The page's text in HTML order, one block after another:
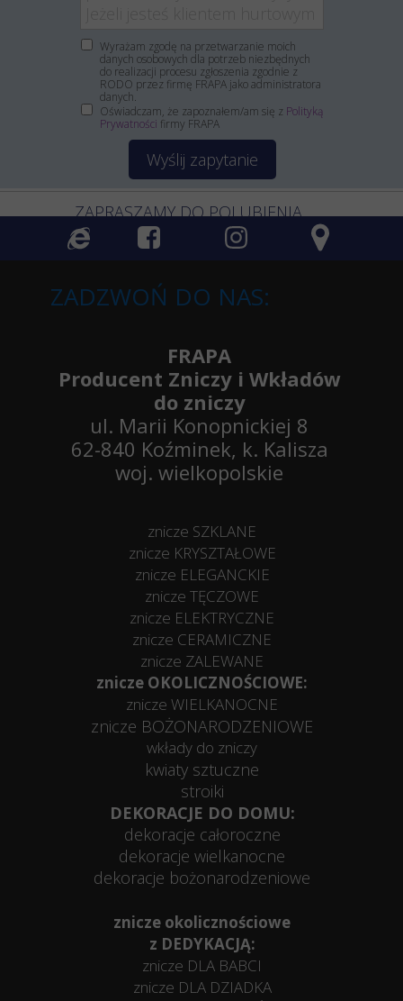
Wyrażam zgodę na przetwarzanie moich
danych osobowych dla potrzeb niezbędnych
do realizacji procesu zgłoszenia zgodnie z
RODO przez firmę FRAPA jako administratora
danych.
Oświadczam, że zapoznałem/am się z Polityką
Prywatności firmy FRAPA
Wyślij zapytanie
ZAPRASZAMY DO POLUBIENIA
ZADZWOŃ DO NAS:
FRAPA
Producent Zniczy i Wkładów
do zniczy
ul. Marii Konopnickiej 8
62-840 Koźminek, k. Kalisza
woj. wielkopolskie
znicze SZKLANE
znicze KRYSZTAŁOWE
znicze ELEGANCKIE
znicze TĘCZOWE
znicze ELEKTRYCZNE
znicze CERAMICZNE
znicze ZALEWANE
znicze OKOLICZNOŚCIOWE:
znicze WIELKANOCNE
znicze BOŻONARODZENIOWE
wkłady do zniczy
kwiaty sztuczne
stroiki
DEKORACJE DO DOMU:
dekoracje całoroczne
dekoracje wielkanocne
dekoracje bożonarodzeniowe
znicze okolicznościowe
z DEDYKACJĄ:
znicze DLA BABCI
znicze DLA DZIADKA